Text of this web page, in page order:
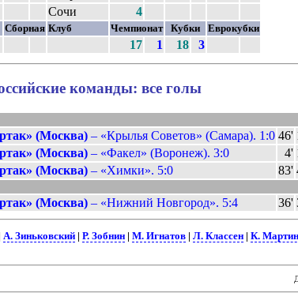
Сочи 4
Сборная Клуб Чемпионат Кубки Еврокубки
17 1 18 3
команды: все голы
(Москва) – «Крылья Советов» (Самара). 1:0 46'
(Москва) – «Факел» (Воронеж). 3:0 4'
(Москва) – «Химки». 5:0 83'
(Москва) – «Нижний Новгород». 5:4 36'
А. Зиньковский| Р. Зобнин| М. Игнатов| Л. Классен| К.